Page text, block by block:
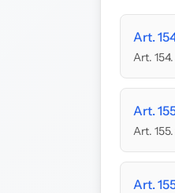
Art.
Art.
Art.
Art.
Art.